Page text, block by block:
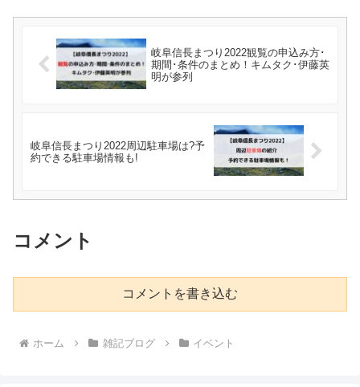
岐阜信長まつり2022観覧の申込み方･
期間･条件のまとめ！キムタク･伊藤英
明が参列
岐阜信長まつり2022周辺駐車場は?予
約できる駐車場情報も!
コメント
コメントを書き込む
ホーム 雑記ブログ イベント